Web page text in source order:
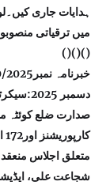
ہدایات جاری
میں ترقیاتی
()()()
خبرنامہ نمبر9440/2025
صدارت ضلع کوئٹہ
متعلق اجلاس
شجاعت علی،